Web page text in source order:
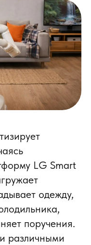
LG Smart
одежду,
поручения.
различными